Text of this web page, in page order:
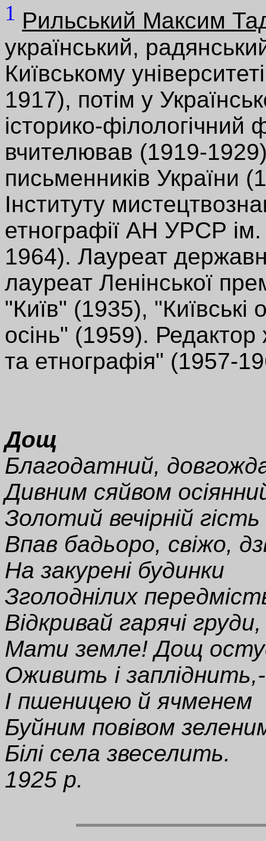
1 Рильський Максим
український,
Київському
1917), потім у
історико-
вчителював (1919-
письменників України
Інституту
етнографії АН УРСР
1964). Лауреат
лауреат Ленінської
"Київ" (1935), "Київські
осінь" (1959).
та етнографія" (1957-
Дощ
Благодатний,
Дивним сяйвом
Золотий вечірній гість
Впав бадьоро, свіжо,
На закурені будинки
Зголоднілих
Відкривай гарячі груди,
Мати земле! Дощ
Оживить і запліднить,-
І пшеницею й ячменем
Буйним повівом
Білі села звеселить.
1925 p.